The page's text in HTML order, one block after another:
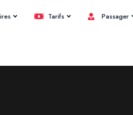
Tarifs Passager